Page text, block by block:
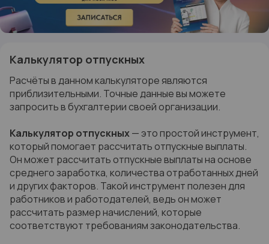
Калькулятор отпускных
Расчёты в данном калькуляторе являются
приблизительными. Точные данные вы можете
запросить в бухгалтерии своей организации.
Калькулятор отпускных— это простой инструмент,
который помогает рассчитать отпускные выплаты.
Он может рассчитать отпускные выплаты на основе
среднего заработка, количества отработанных дней
и других факторов. Такой инструмент полезен для
работников и работодателей, ведь он может
рассчитать размер начислений, которые
соответствуют требованиям законодательства.